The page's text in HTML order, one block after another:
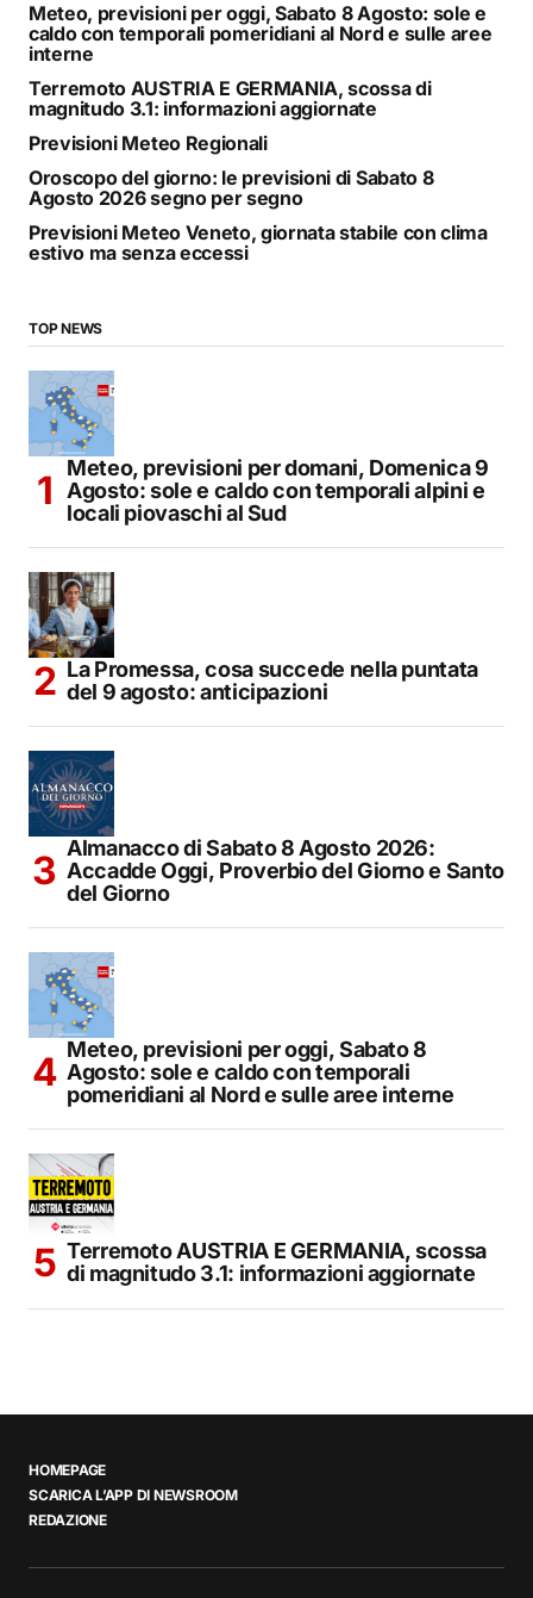
Meteo, previsioni per oggi, Sabato 8 Agosto: sole e
caldo con temporali pomeridiani al Nord e sulle aree
interne
Terremoto AUSTRIA E GERMANIA, scossa di
magnitudo 3.1: informazioni aggiornate
Previsioni Meteo Regionali
Oroscopo del giorno: le previsioni di Sabato 8
Agosto 2026 segno per segno
Previsioni Meteo Veneto, giornata stabile con clima
estivo ma senza eccessi
TOP NEWS
Meteo, previsioni per domani, Domenica 9
Agosto: sole e caldo con temporali alpini e
locali piovaschi al Sud
La Promessa, cosa succede nella puntata
del 9 agosto: anticipazioni
Almanacco di Sabato 8 Agosto 2026:
Accadde Oggi, Proverbio del Giorno e Santo
del Giorno
Meteo, previsioni per oggi, Sabato 8
Agosto: sole e caldo con temporali
pomeridiani al Nord e sulle aree interne
Terremoto AUSTRIA E GERMANIA, scossa
di magnitudo 3.1: informazioni aggiornate
HOMEPAGE
SCARICA L’APP DI NEWSROOM
REDAZIONE